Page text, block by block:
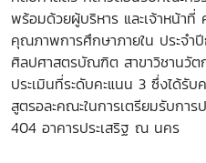
พร้อมด้วยผู้บริหาร และเจ้าหน้าที่
คุณภาพการศึกษาภายใน ประจำ
ศิลปศาสตรบัณฑิต สาขาวิชานวั
ประเมินที่ระดับคะแนน 3 ซึ่งได้รั
สูตรอละคณะในการเตรียมรับการ
404 อาคารประเสริฐ ณ นคร